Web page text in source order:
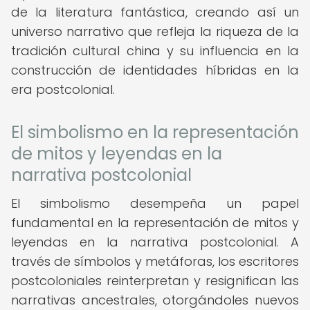
de la literatura fantástica, creando así un
universo narrativo que refleja la riqueza de la
tradición cultural china y su influencia en la
construcción de identidades híbridas en la
era postcolonial.
El simbolismo en la representación
de mitos y leyendas en la
narrativa postcolonial
El simbolismo desempeña un papel
fundamental en la representación de mitos y
leyendas en la narrativa postcolonial. A
través de símbolos y metáforas, los escritores
postcoloniales reinterpretan y resignifican las
narrativas ancestrales, otorgándoles nuevos